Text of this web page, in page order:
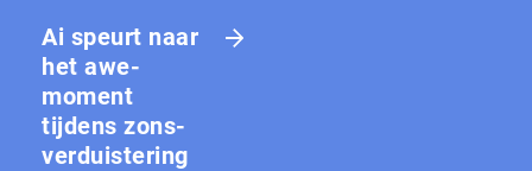
Ai speurt naar
het awe-
moment
tijdens zons­
ver­duis­te­ring